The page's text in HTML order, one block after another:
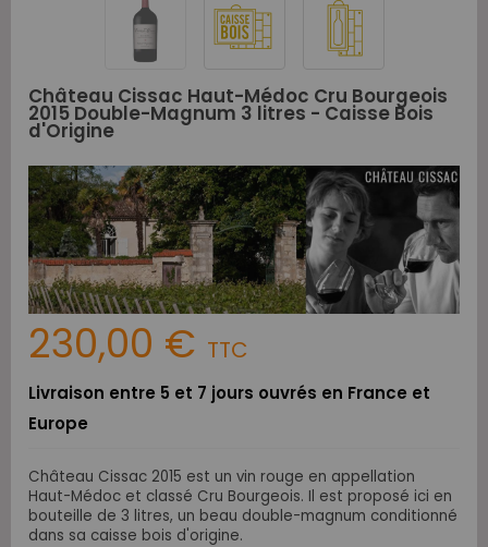
Château Cissac Haut-Médoc Cru Bourgeois
2015 Double-Magnum 3 litres - Caisse Bois
d'Origine
230,00 € TTC
Livraison entre 5 et 7 jours ouvrés en France et
Europe
Château Cissac 2015 est un vin rouge en appellation
Haut-Médoc et classé Cru Bourgeois. Il est proposé ici en
bouteille de 3 litres, un beau double-magnum conditionné
dans sa caisse bois d'origine.